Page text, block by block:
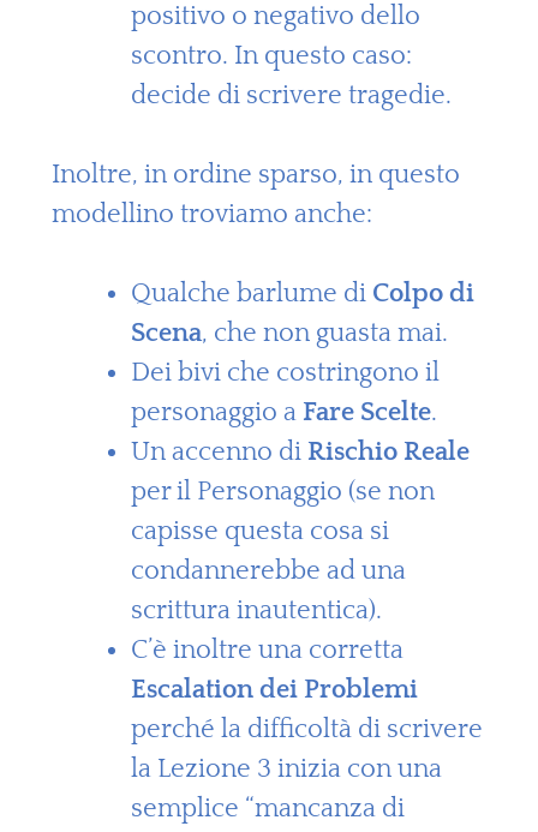
positivo o negativo dello
scontro. In questo caso:
decide di scrivere tragedie.
Inoltre, in ordine sparso, in questo
modellino troviamo anche:
Qualche barlume di Colpo di
Scena, che non guasta mai.
Dei bivi che costringono il
personaggio a Fare Scelte.
Un accenno di Rischio Reale
per il Personaggio (se non
capisse questa cosa si
condannerebbe ad una
scrittura inautentica).
C’è inoltre una corretta
Escalation dei Problemi
perché la difficoltà di scrivere
la Lezione 3 inizia con una
semplice “mancanza di